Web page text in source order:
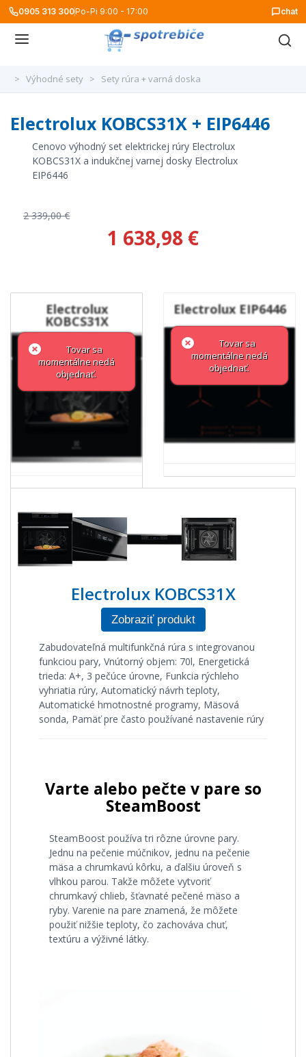
0905 313 300Po-Pi 9:00 - 17:00 chat
> Výhodné sety > Sety rúra + varná doska
Electrolux KOBCS31X + EIP6446
Cenovo výhodný set elektrickej rúry Electrolux
KOBCS31X a indukčnej varnej dosky Electrolux
EIP6446
2 339,00 €
1 638,98 €
Electrolux
KOBCS31X
Tovar sa
momentálne nedá
objednať.
Electrolux EIP6446
Tovar sa
momentálne nedá
objednať.
Electrolux KOBCS31X
Zobraziť produkt
Zabudovateľná multifunkčná rúra s integrovanou
funkciou pary, Vnútorný objem: 70l, Energetická
trieda: A+, 3 pečúce úrovne, Funkcia rýchleho
vyhriatia rúry, Automatický návrh teploty,
Automatické hmotnostné programy, Mäsová
sonda, Pamäť pre často používané nastavenie rúry
Varte alebo pečte v pare so
SteamBoost
SteamBoost používa tri rôzne úrovne pary.
Jednu na pečenie múčnikov, jednu na pečenie
mäsa a chrumkavú kôrku, a ďalšiu úroveň s
vlhkou parou. Takže môžete vytvoriť
chrumkavý chlieb, šťavnaté pečené mäso a
ryby. Varenie na pare znamená, že môžete
použiť nižšie teploty, čo zachováva chuť,
textúru a výživné látky.